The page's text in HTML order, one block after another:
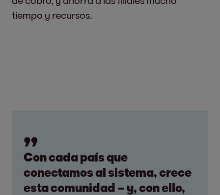
tiempo y recursos.
Con cada país que
conectamos al sistema, crece
esta comunidad – y, con ello,